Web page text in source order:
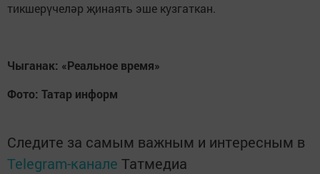
тикшерүчеләр җинаять эше кузгаткан.
Чыганак: «Реальное время»
Фото: Татар информ
Следите за самым важным и интересным в
Telegram-канале Татмедиа